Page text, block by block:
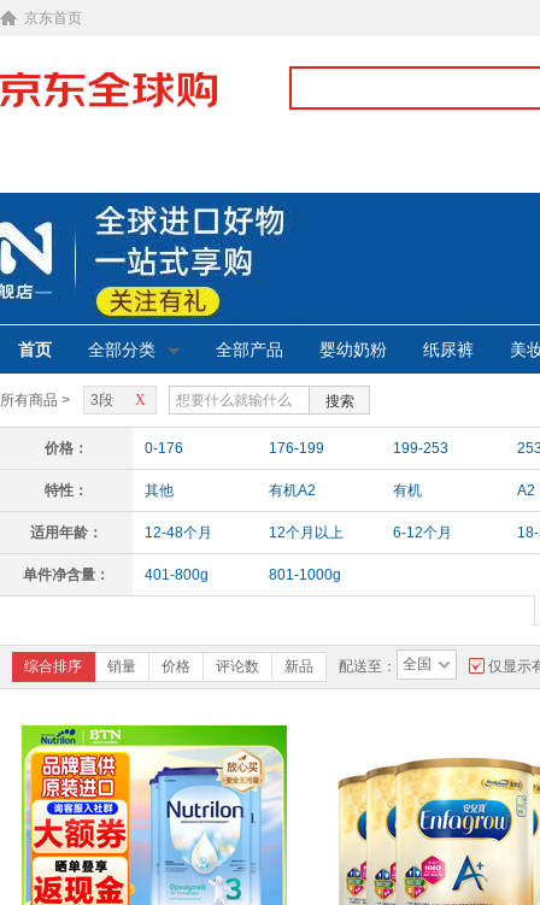
京东首页
首页 全部分类 全部产品 婴幼奶粉 纸尿裤 美
所有商品 > X
3段 搜索
价格： 0-176 176-199 199-253
特性： 其他 有机A2 有机 A2
适用年龄： 12-48个月 12个月以上 6-12个月
10-12个月 10-36个月
单件净含量： 401-800g 801-1000g
综合排序 销量 价格 评论数 新品 配送至： 全国 仅显示